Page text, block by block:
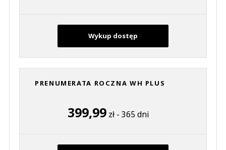
Wykup dostęp
PRENUMERATA ROCZNA WH PLUS
399,99zł - 365 dni